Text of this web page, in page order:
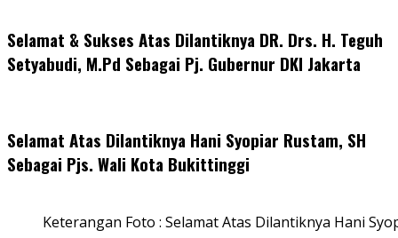
Selamat & Sukses Atas Dilantiknya DR. Drs. H. Teguh
Setyabudi, M.Pd Sebagai Pj. Gubernur DKI Jakarta
Selamat Atas Dilantiknya Hani Syopiar Rustam, SH
Sebagai Pjs. Wali Kota Bukittinggi
Keterangan Foto : Selamat Atas Dilantiknya Hani